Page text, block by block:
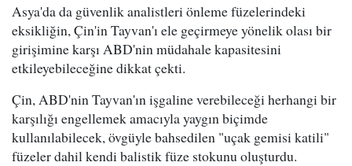
Asya'da da güvenlik analistleri önleme füzelerindeki
eksikliğin, Çin'in Tayvan'ı ele geçirmeye yönelik olası bir
girişimine karşı ABD'nin müdahale kapasitesini
etkileyebileceğine dikkat çekti.
Çin, ABD'nin Tayvan'ın işgaline verebileceği herhangi bir
karşılığı engellemek amacıyla yaygın biçimde
kullanılabilecek, övgüyle bahsedilen "uçak gemisi katili"
füzeler dahil kendi balistik füze stokunu oluşturdu.